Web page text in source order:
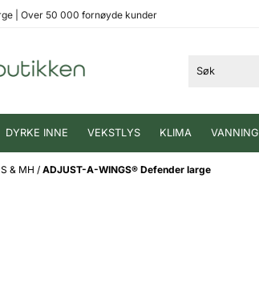
Over 50 000 fornøyde kunder
DYRKE INNE VEKSTLYS KLIMA VANNING
& MH / ADJUST-A-WINGS® Defender large